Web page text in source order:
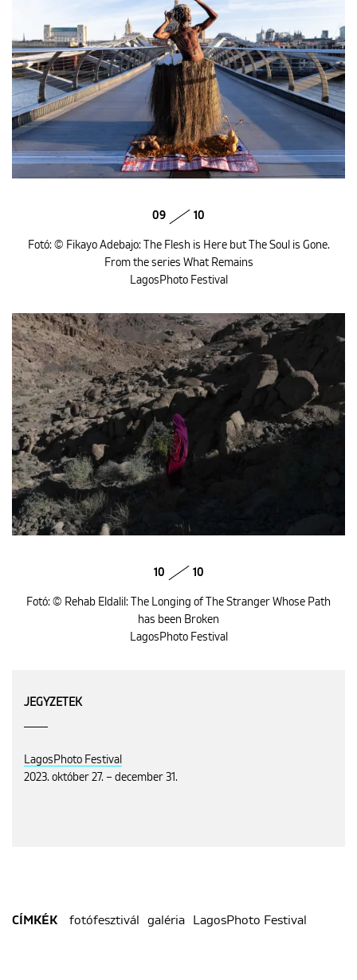
09 10
Fotó: © Fikayo Adebajo: The Flesh is Here but The Soul is Gone.
From the series What Remains
LagosPhoto Festival
10 10
Fotó: © Rehab Eldalil: The Longing of The Stranger Whose Path
has been Broken
LagosPhoto Festival
JEGYZETEK
LagosPhoto Festival
2023. október 27. – december 31.
CÍMKÉK fotófesztivál galéria LagosPhoto Festival